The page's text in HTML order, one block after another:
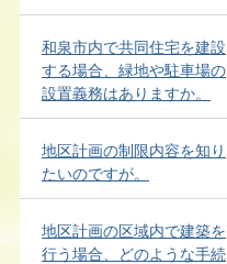
和泉市内で共同住宅を建設
する場合、緑地や駐車場の
設置義務はありますか。
地区計画の制限内容を知り
たいのですが。
地区計画の区域内で建築を
行う場合、どのような手続